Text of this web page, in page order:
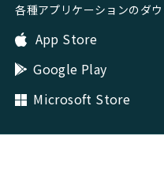
各種アプリケーションのダ
App Store
Google Play
Microsoft Store